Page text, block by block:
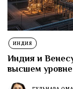
ИНДИЯ
Индия и
высшем